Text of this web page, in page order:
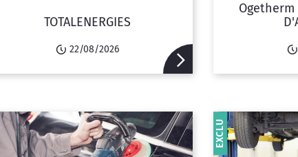
TOTALENERGIES
22/08/2026
Ogetherm
EXCLU